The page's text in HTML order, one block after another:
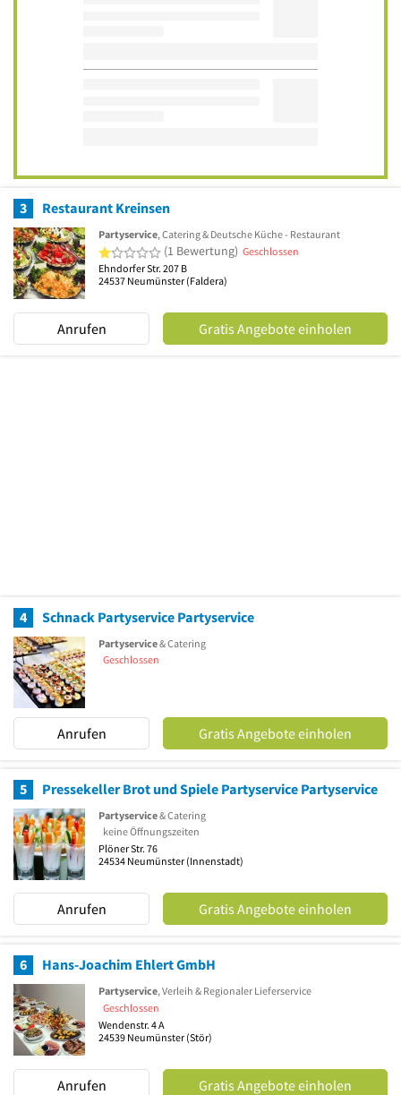
3 Restaurant Kreinsen
Partyservice, Catering & Deutsche Küche - Restaurant
1 von 5 Sternen
(1 Bewertung) Geschlossen
Ehndorfer Str. 207 B
24537 Neumünster(Faldera)
Anrufen Gratis Angebote einholen
4 Schnack Partyservice Partyservice
Partyservice& Catering
Geschlossen
Anrufen Gratis Angebote einholen
5 Pressekeller Brot und Spiele Partyservice Partyservice
Partyservice& Catering
keine Öffnungszeiten
Plöner Str. 76
24534 Neumünster(Innenstadt)
Anrufen Gratis Angebote einholen
6 Hans-Joachim Ehlert GmbH
Partyservice, Verleih & Regionaler Lieferservice
Geschlossen
Wendenstr. 4 A
24539 Neumünster(Stör)
Anrufen Gratis Angebote einholen